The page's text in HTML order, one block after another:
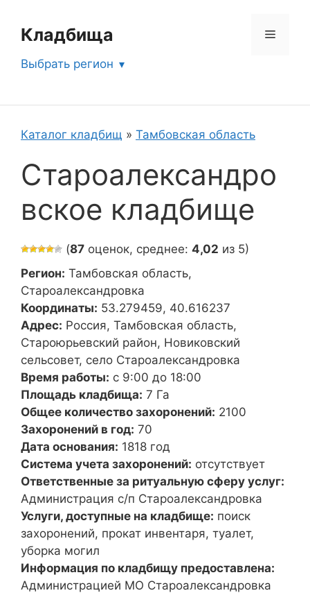
содержимому
Кладбища Меню
Выбрать регион
Каталог кладбищ » Тамбовская область
Староалександро
вское кладбище
(87 оценок, среднее: 4,02 из 5)
Регион: Тамбовская область,
Староалександровка
Координаты: 53.279459, 40.616237
Адрес: Россия, Тамбовская область,
Староюрьевский район, Новиковский
сельсовет, село Староалександровка
Время работы: с 9:00 до 18:00
Площадь кладбища: 7 Га
Общее количество захоронений: 2100
Захоронений в год: 70
Дата основания: 1818 год
Система учета захоронений: отсутствует
Ответственные за ритуальную сферу услуг:
Администрация с/п Староалександровка
Услуги, доступные на кладбище: поиск
захоронений, прокат инвентаря, туалет,
уборка могил
Информация по кладбищу предоставлена:
Администрацией МО Староалександровка